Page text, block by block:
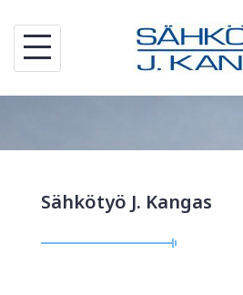
content
Sähkötyö J. Kangas